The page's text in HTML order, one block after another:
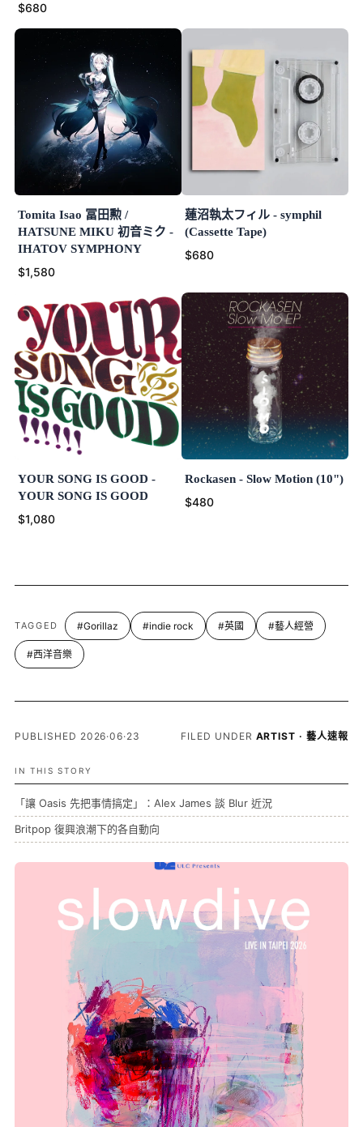
$680
Tomita Isao 冨田勲 /
HATSUNE MIKU 初音ミク -
IHATOV SYMPHONY
$1,580
蓮沼執太フィル - symphil
(Cassette Tape)
$680
YOUR SONG IS GOOD -
YOUR SONG IS GOOD
$1,080
Rockasen - Slow Motion (10")
$480
TAGGED #Gorillaz #indie rock #英國 #藝人經營
#西洋音樂
PUBLISHED 2026·06·23 FILED UNDER ARTIST · 藝人速報
IN THIS STORY
「讓 Oasis 先把事情搞定」：Alex James 談 Blur 近況
Britpop 復興浪潮下的各自動向